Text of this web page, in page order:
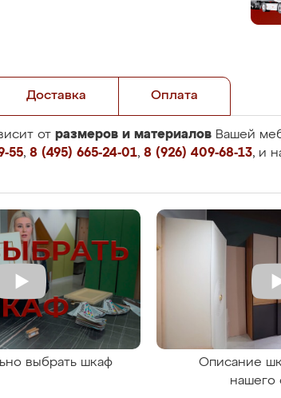
Доставка Оплата
от размеров и материалов Вашей
55, 8 (495) 665-24-01, 8 (926) 409-68-13, и
выбрать шкаф
Описание
нашего